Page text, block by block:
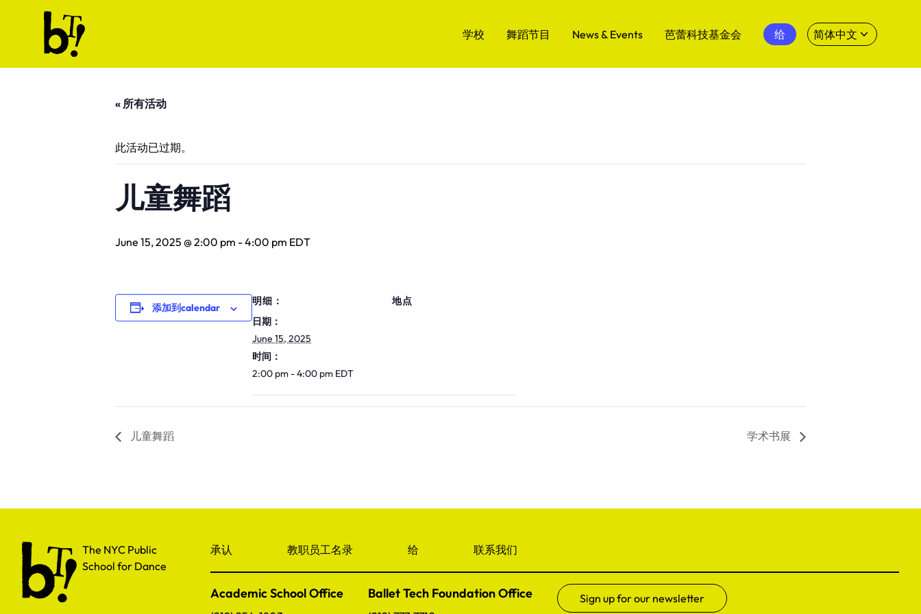
Skip to content
Ballet Tech
学校 舞蹈节目 News & Events 芭蕾科技基金会 给 简体中文
« 所有活动
此活动已过期。
儿童舞蹈
June 15, 2025 @ 2:00 pm -4:00 pm EDT
添加到calendar
明细：
日期：
June 15, 2025
时间：
2:00 pm - 4:00 pm EDT
地点
儿童舞蹈 学术书展
The NYC Public School for Dance
The NYC Public
School for Dance
承认 教职员工名录 给 联系我们
Academic School Office Ballet Tech Foundation Office Sign up for our newsletter